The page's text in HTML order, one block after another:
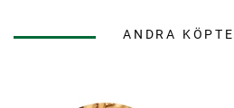
ANDRA